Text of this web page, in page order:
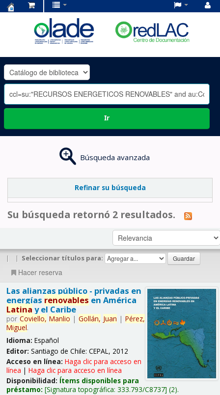
OLADE
-
Ir
Búsqueda avanzada
Refinar su búsqueda
Su búsqueda retornó 2 resultados.
| | Seleccionar títulos para:
Hacer reserva
Las alianzas público - privadas en
energías renovables en América
Latina y el Caribe
por Coviello, Manlio | Gollán, Juan | Pérez,
Miguel.
Idioma: Español
Editor: Santiago de Chile: CEPAL, 2012
Acceso en línea: Haga clic para acceso en
línea | Haga clic para acceso en línea
Disponibilidad: Ítems disponibles para
préstamo: Signatura topográfica: 333.793/C8737 (2).